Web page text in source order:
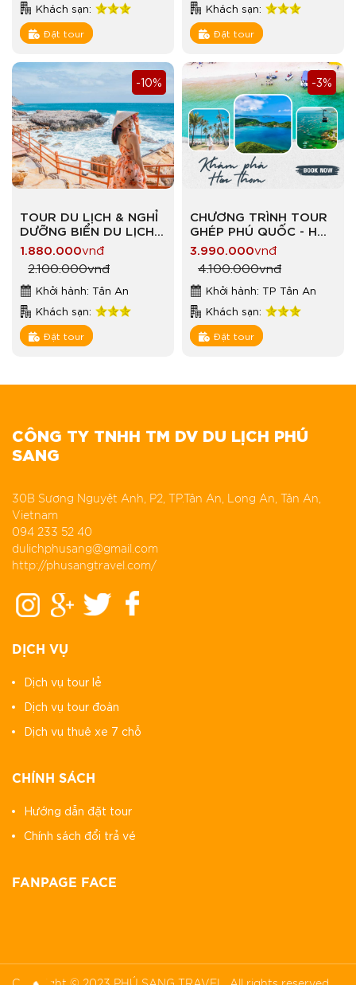
Khách sạn:
Đặt tour
Khách sạn:
Đặt tour
TOUR DU LỊCH & NGHỈ
DƯỠNG BIỂN DU LỊCH
BIỂN VỊNH VĨNH HY –
NINH CHỮ
1.880.000vnđ
2.100.000vnđ
-10%
Khởi hành: Tân An
Khách sạn:
Đặt tour
CHƯƠNG TRÌNH TOUR
GHÉP PHÚ QUỐC - HÒN
THƠM VẪY GỌI
3.990.000vnđ
4.100.000vnđ
-3%
Khởi hành: TP Tân An
Khách sạn:
Đặt tour
CÔNG TY TNHH TM DV DU LỊCH PHÚ
SANG
30B Sương Nguyệt Anh, P2, TP.Tân An, Long An, Tân An,
Vietnam
094 233 52 40
dulichphusang@gmail.com
http://phusangtravel.com/
DỊCH VỤ
Dịch vụ tour lẻ
Dịch vụ tour đoàn
Dịch vụ thuê xe 7 chỗ
CHÍNH SÁCH
Hướng dẫn đặt tour
Chính sách đổi trả vé
FANPAGE FACE